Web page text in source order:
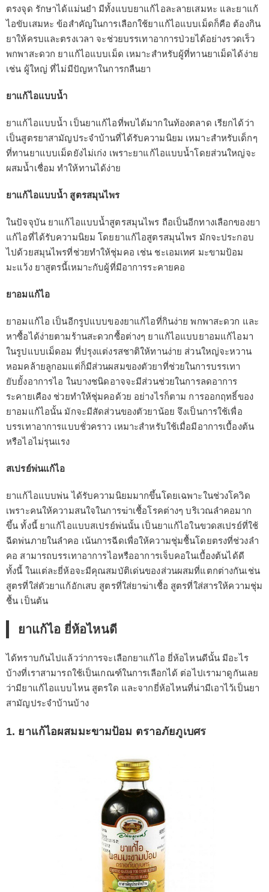
ตรงจุด รักษาได้แม่นยำ มีทั้งแบบยาแก้ไอละลายเสมหะ และยาแก้
ไอขับเสมหะ ข้อสำคัญในการเลือกใช้ยาแก้ไอแบบเม็ดก็คือ ต้องกิน
ยาให้ครบและตรงเวลา จะช่วยบรรเทาอาการป่วยได้อย่างรวดเร็ว
พกพาสะดวก ยาแก้ไอแบบเม็ด เหมาะสำหรับผู้ที่ทานยาเม็ดได้ง่าย
เช่น ผู้ใหญ่ ที่ไม่มีปัญหาในการกลืนยา
ยาแก้ไอแบบน้ำ
ยาแก้ไอแบบน้ำ เป็นยาแก้ไอที่พบได้มากในท้องตลาด เรียกได้ว่า
เป็นสูตรยาสามัญประจำบ้านที่ได้รับความนิยม เหมาะสำหรับเด็กๆ
ที่ทานยาแบบเม็ดยังไม่เก่ง เพราะยาแก้ไอแบบน้ำโดยส่วนใหญ่จะ
ผสมน้ำเชื่อม ทำให้ทานได้ง่าย
ยาแก้ไอแบบน้ำ สูตรสมุนไพร
ในปัจจุบัน ยาแก้ไอแบบน้ำสูตรสมุนไพร ถือเป็นอีกทางเลือกของยา
แก้ไอที่ได้รับความนิยม โดยยาแก้ไอสูตรสมุนไพร มักจะประกอบ
ไปด้วยสมุนไพรที่ช่วยทำให้ชุ่มคอ เช่น ชะเอมเทศ มะขามป้อม
มะแว้ง ยาสูตรนี้เหมาะกับผู้ที่มีอาการระคายคอ
ยาอมแก้ไอ
ยาอมแก้ไอ เป็นอีกรูปแบบของยาแก้ไอที่กินง่าย พกพาสะดวก และ
หาซื้อได้ง่ายตามร้านสะดวกซื้อต่างๆ ยาแก้ไอแบบยาอมแก้ไอมา
ในรูปแบบเม็ดอม ที่ปรุงแต่งรสชาติให้ทานง่าย ส่วนใหญ่จะหวาน
หอมคล้ายลูกอมแต่ก็มีส่วนผสมของตัวยาที่ช่วยในการบรรเทา
ยับยั้งอาการไอ ในบางชนิดอาจจะมีส่วนช่วยในการลดอาการ
ระคายเคือง ช่วยทำให้ชุ่มคอด้วย อย่างไรก็ตาม การออกฤทธิ์ของ
ยาอมแก้ไอนั้น มักจะมีสัดส่วนของตัวยาน้อย จึงเป็นการใช้เพื่อ
บรรเทาอาการแบบชั่วคราว เหมาะสำหรับใช้เมื่อมีอาการเบื้องต้น
หรือไอไม่รุนแรง
สเปรย์พ่นแก้ไอ
ยาแก้ไอแบบพ่น ได้รับความนิยมมากขึ้นโดยเฉพาะในช่วงโควิด
เพราะคนให้ความสนใจในการฆ่าเชื้อโรคต่างๆ บริเวณลำคอมาก
ขึ้น ทั้งนี้ ยาแก้ไอแบบสเปรย์พ่นนั้น เป็นยาแก้ไอในขวดสเปรย์ที่ใช้
ฉีดพ่นภายในลำคอ เน้นการฉีดเพื่อให้ความชุ่มชื้นโดยตรงที่ช่วงลำ
คอ สามารถบรรเทาอาการไอหรืออาการเจ็บคอในเบื้องต้นได้ดี
ทั้งนี้ ในแต่ละยี่ห้อจะมีคุณสมบัติเด่นของส่วนผสมที่แตกต่างกันเช่น
สูตรที่ใส่ตัวยาแก้อักเสบ สูตรที่ใส่ยาฆ่าเชื้อ สูตรที่ใส่สารให้ความชุ่ม
ชื้น เป็นต้น
ยาแก้ไอ ยี่ห้อไหนดี
ได้ทราบกันไปแล้วว่าการจะเลือกยาแก้ไอ ยี่ห้อไหนดีนั้น มีอะไร
บ้างที่เราสามารถใช้เป็นเกณฑ์ในการเลือกได้ ต่อไปเรามาดูกันเลย
ว่ามียาแก้ไอแบบไหน สูตรใด และจากยี่ห้อไหนที่น่ามีเอาไว้เป็นยา
สามัญประจำบ้านบ้าง
1. ยาแก้ไอผสมมะขามป้อม ตราอภัยภูเบศร